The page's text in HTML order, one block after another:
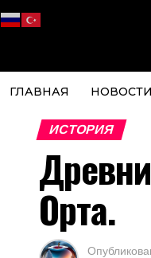
ГЛАВНАЯ НОВОСТИ
ИСТОРИЯ
Орта.